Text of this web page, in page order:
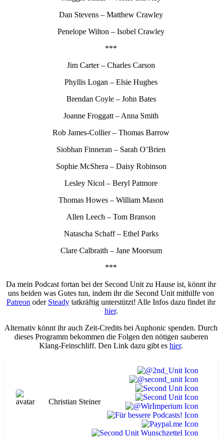
Dan Stevens – Matthew Crawley
Penelope Wilton – Isobel Crawley
***
Jim Carter – Charles Carson
Phyllis Logan – Elsie Hughes
Brendan Coyle – John Bates
Joanne Froggatt – Anna Smith
Rob James-Collier – Thomas Barrow
Siobhan Finneran – Sarah O’Brien
Sophie McShera – Daisy Robinson
Lesley Nicol – Beryl Patmore
Thomas Howes – William Mason
Allen Leech – Tom Branson
Natascha Schaff – Ethel Parks
Clare Calbraith – Jane Moorsum
***
Da mein Podcast fortan bei der Second Unit zu Hause ist, könnt ihr
uns beiden was Gutes tun, indem ihr die Second Unit mithilfe von
Patreon oder Steady tatkräftig unterstützt! Alle Infos dazu findet ihr
hier.
Alternativ könnt ihr auch Zeit-Credits bei Auphonic spenden. Durch
dieses Programm bekommen die Folgen den nötigen sauberen
Klang-Feinschliff. Den Link dazu gibt es hier.
Christian Steiner